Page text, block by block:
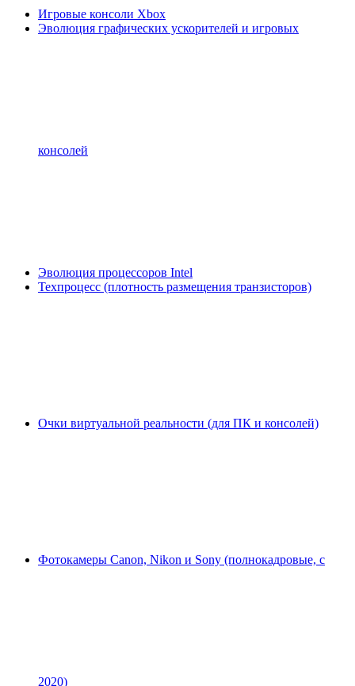
Игровые консоли Xbox
Эволюция графических ускорителей и игровых
консолей
Эволюция процессоров Intel
Техпроцесс (плотность размещения транзисторов)
Очки виртуальной реальности (для ПК и консолей)
Фотокамеры Canon, Nikon и Sony (полнокадровые, с
2020)